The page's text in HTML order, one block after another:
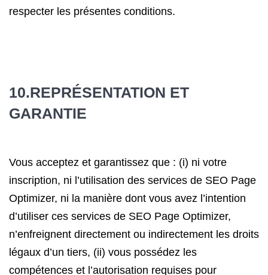
respecter les présentes conditions.
10.REPRÉSENTATION ET
GARANTIE
Vous acceptez et garantissez que : (i) ni votre
inscription, ni l’utilisation des services de SEO Page
Optimizer, ni la manière dont vous avez l’intention
d’utiliser ces services de SEO Page Optimizer,
n’enfreignent directement ou indirectement les droits
légaux d’un tiers, (ii) vous possédez les
compétences et l’autorisation requises pour